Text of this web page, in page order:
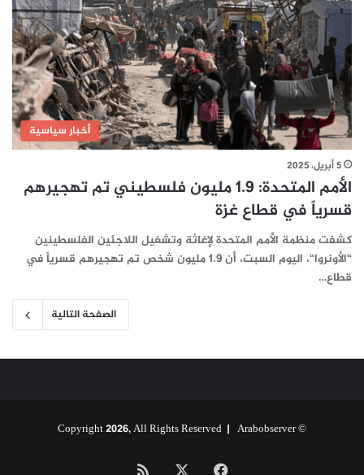
أخبار سياسية
5 أبريل، 2025
الأمم المتحدة: 1.9 مليون فلسطيني تم تهجيرهم
قسرياً في قطاع غزة
كشفت منظمة الأمم المتحدة لإغاثة وتشغيل اللاجئين الفلسطينين
“الأونروا“، اليوم السبت، أن 1.9 مليون شخص تم تهجيرهم قسرياً في
قطاع…
الصفحة التالية
© Copyright 2026, All Rights Reserved |
Arabobserver
فيسبوك